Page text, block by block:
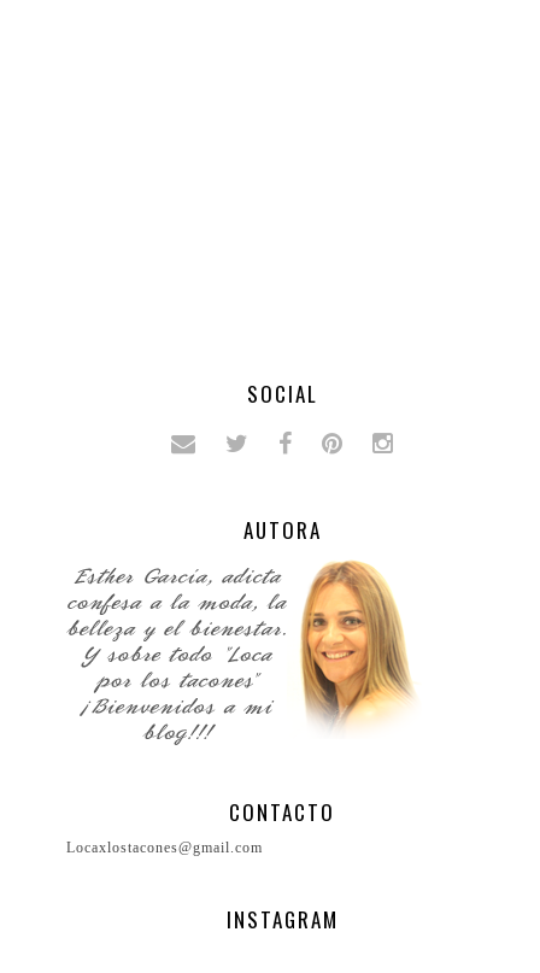
SOCIAL
AUTORA
CONTACTO
Locaxlostacones@gmail.com
INSTAGRAM